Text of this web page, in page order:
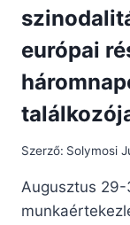
európai
Szerző: Solymosi
Augusztus 29-